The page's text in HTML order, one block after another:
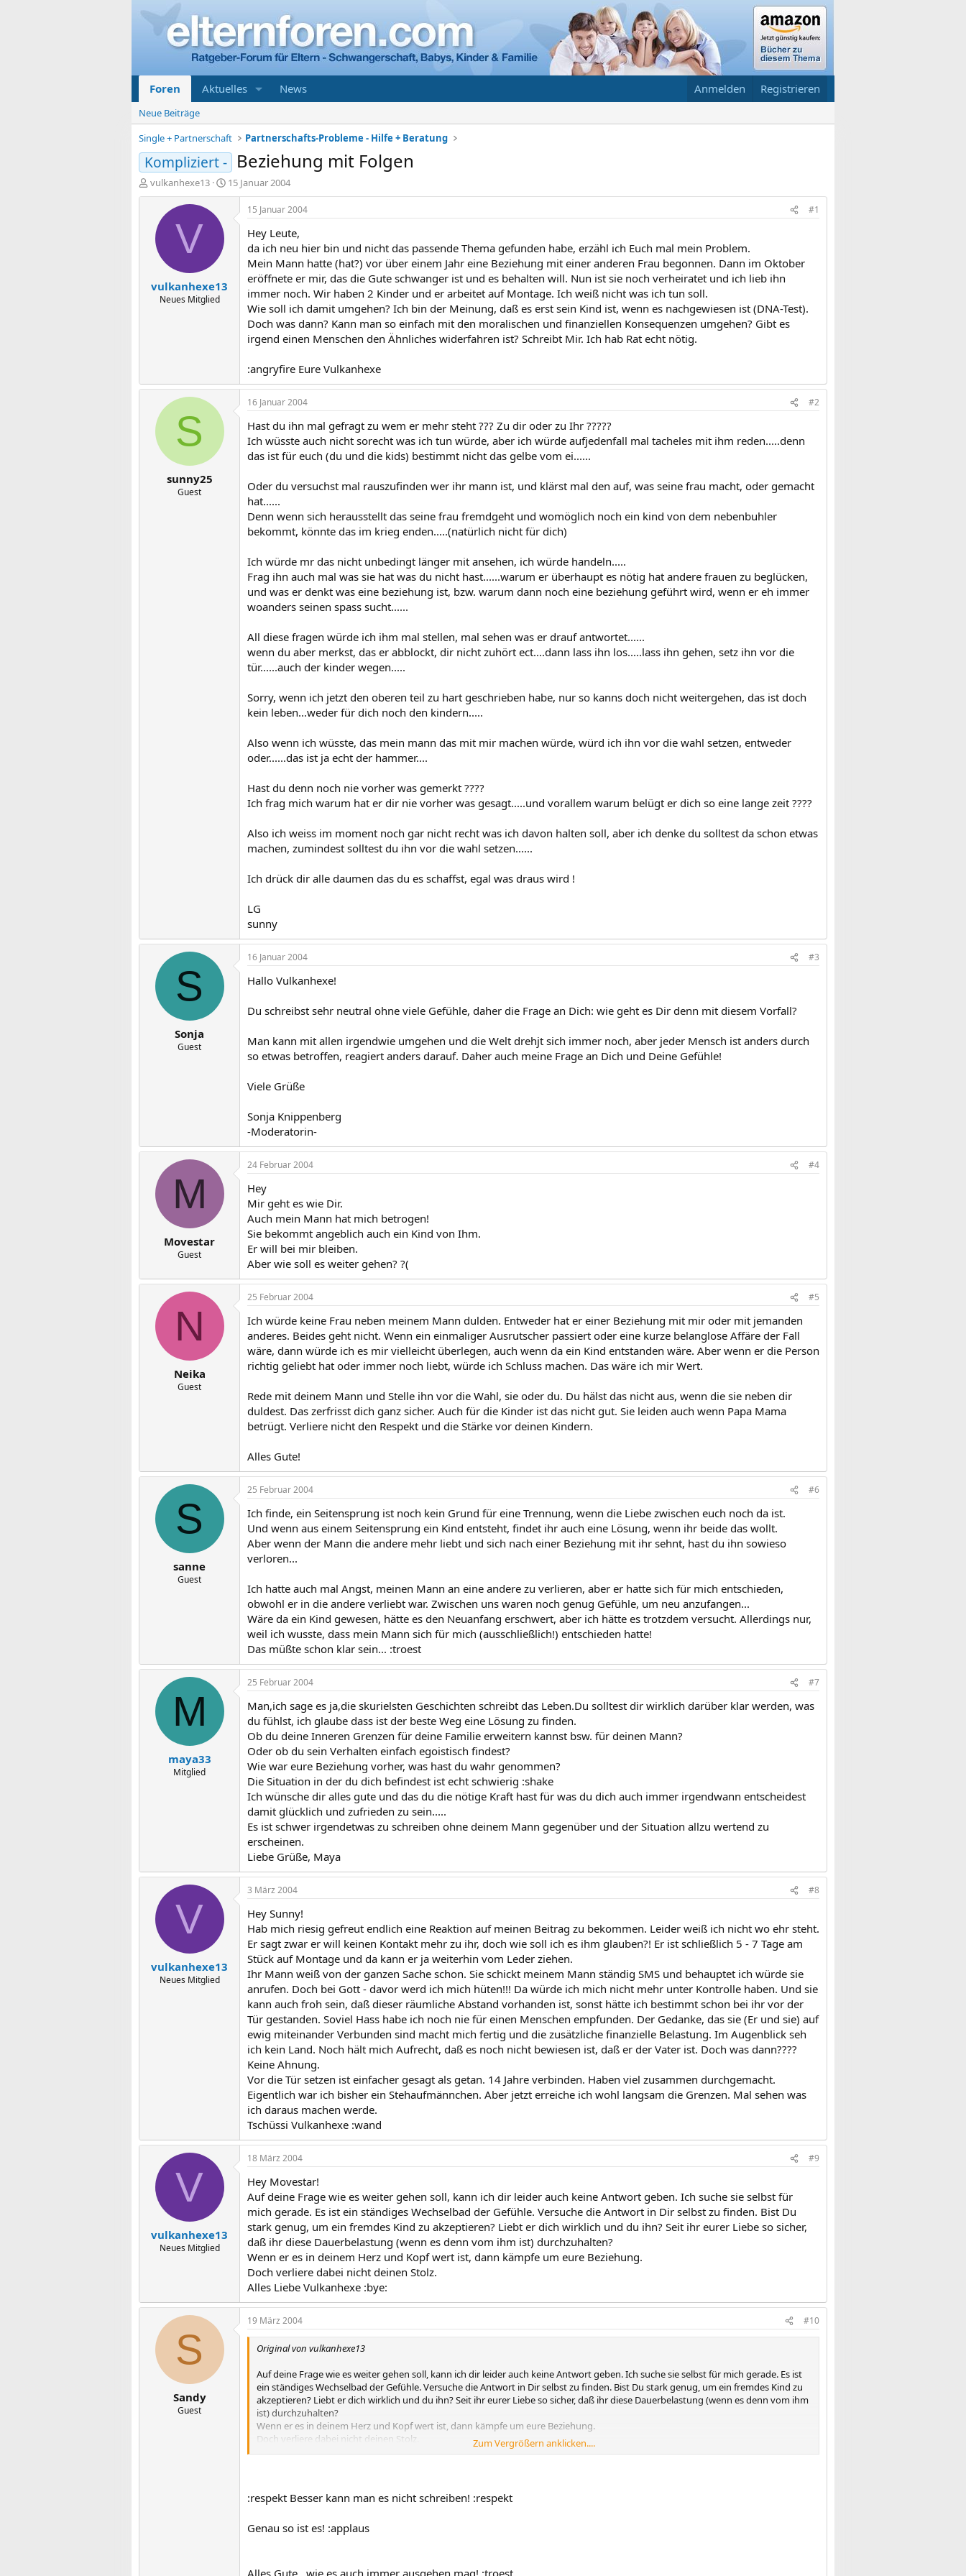
Foren Aktuelles News Anmelden Registrieren
Neue Beiträge
Single + Partnerschaft
Partnerschafts-Probleme - Hilfe + Beratung
Kompliziert - Beziehung mit Folgen
E
r
r
vulkanhexe13
E
r
15 Januar 2004
V
vulkanhexe13
Neues Mitglied
15 Januar 2004 #1
Hey Leute,
da ich neu hier bin und nicht das passende Thema gefunden habe, erzähl ich Euch mal mein Problem.
Mein Mann hatte (hat?) vor über einem Jahr eine Beziehung mit einer anderen Frau begonnen. Dann im Oktober
eröffnete er mir, das die Gute schwanger ist und es behalten will. Nun ist sie noch verheiratet und ich lieb ihn
immer noch. Wir haben 2 Kinder und er arbeitet auf Montage. Ich weiß nicht was ich tun soll.
Wie soll ich damit umgehen? Ich bin der Meinung, daß es erst sein Kind ist, wenn es nachgewiesen ist (DNA-Test).
Doch was dann? Kann man so einfach mit den moralischen und finanziellen Konsequenzen umgehen? Gibt es
irgend einen Menschen den Ähnliches widerfahren ist? Schreibt Mir. Ich hab Rat echt nötig.
:angryfire Eure Vulkanhexe
S
sunny25
Guest
16 Januar 2004 #2
Hast du ihn mal gefragt zu wem er mehr steht ??? Zu dir oder zu Ihr ?????
Ich wüsste auch nicht sorecht was ich tun würde, aber ich würde aufjedenfall mal tacheles mit ihm reden.....denn
das ist für euch (du und die kids) bestimmt nicht das gelbe vom ei......
Oder du versuchst mal rauszufinden wer ihr mann ist, und klärst mal den auf, was seine frau macht, oder gemacht
hat......
Denn wenn sich herausstellt das seine frau fremdgeht und womöglich noch ein kind von dem nebenbuhler
bekommt, könnte das im krieg enden.....(natürlich nicht für dich)
Ich würde mr das nicht unbedingt länger mit ansehen, ich würde handeln.....
Frag ihn auch mal was sie hat was du nicht hast......warum er überhaupt es nötig hat andere frauen zu beglücken,
und was er denkt was eine beziehung ist, bzw. warum dann noch eine beziehung geführt wird, wenn er eh immer
woanders seinen spass sucht......
All diese fragen würde ich ihm mal stellen, mal sehen was er drauf antwortet......
wenn du aber merkst, das er abblockt, dir nicht zuhört ect....dann lass ihn los.....lass ihn gehen, setz ihn vor die
tür......auch der kinder wegen.....
Sorry, wenn ich jetzt den oberen teil zu hart geschrieben habe, nur so kanns doch nicht weitergehen, das ist doch
kein leben...weder für dich noch den kindern.....
Also wenn ich wüsste, das mein mann das mit mir machen würde, würd ich ihn vor die wahl setzen, entweder
oder......das ist ja echt der hammer....
Hast du denn noch nie vorher was gemerkt ????
Ich frag mich warum hat er dir nie vorher was gesagt.....und vorallem warum belügt er dich so eine lange zeit ????
Also ich weiss im moment noch gar nicht recht was ich davon halten soll, aber ich denke du solltest da schon etwas
machen, zumindest solltest du ihn vor die wahl setzen......
Ich drück dir alle daumen das du es schaffst, egal was draus wird !
LG
sunny
S
Sonja
Guest
16 Januar 2004 #3
Hallo Vulkanhexe!
Du schreibst sehr neutral ohne viele Gefühle, daher die Frage an Dich: wie geht es Dir denn mit diesem Vorfall?
Man kann mit allen irgendwie umgehen und die Welt drehjt sich immer noch, aber jeder Mensch ist anders durch
so etwas betroffen, reagiert anders darauf. Daher auch meine Frage an Dich und Deine Gefühle!
Viele Grüße
Sonja Knippenberg
-Moderatorin-
M
Movestar
Guest
24 Februar 2004 #4
Hey
Mir geht es wie Dir.
Auch mein Mann hat mich betrogen!
Sie bekommt angeblich auch ein Kind von Ihm.
Er will bei mir bleiben.
Aber wie soll es weiter gehen? ?(
N
Neika
Guest
25 Februar 2004 #5
Ich würde keine Frau neben meinem Mann dulden. Entweder hat er einer Beziehung mit mir oder mit jemanden
anderes. Beides geht nicht. Wenn ein einmaliger Ausrutscher passiert oder eine kurze belanglose Affäre der Fall
wäre, dann würde ich es mir vielleicht überlegen, auch wenn da ein Kind entstanden wäre. Aber wenn er die Person
richtig geliebt hat oder immer noch liebt, würde ich Schluss machen. Das wäre ich mir Wert.
Rede mit deinem Mann und Stelle ihn vor die Wahl, sie oder du. Du hälst das nicht aus, wenn die sie neben dir
duldest. Das zerfrisst dich ganz sicher. Auch für die Kinder ist das nicht gut. Sie leiden auch wenn Papa Mama
betrügt. Verliere nicht den Respekt und die Stärke vor deinen Kindern.
Alles Gute!
S
sanne
Guest
25 Februar 2004 #6
Ich finde, ein Seitensprung ist noch kein Grund für eine Trennung, wenn die Liebe zwischen euch noch da ist.
Und wenn aus einem Seitensprung ein Kind entsteht, findet ihr auch eine Lösung, wenn ihr beide das wollt.
Aber wenn der Mann die andere mehr liebt und sich nach einer Beziehung mit ihr sehnt, hast du ihn sowieso
verloren...
Ich hatte auch mal Angst, meinen Mann an eine andere zu verlieren, aber er hatte sich für mich entschieden,
obwohl er in die andere verliebt war. Zwischen uns waren noch genug Gefühle, um neu anzufangen...
Wäre da ein Kind gewesen, hätte es den Neuanfang erschwert, aber ich hätte es trotzdem versucht. Allerdings nur,
weil ich wusste, dass mein Mann sich für mich (ausschließlich!) entschieden hatte!
Das müßte schon klar sein... :troest
M
maya33
Mitglied
25 Februar 2004 #7
Man,ich sage es ja,die skurielsten Geschichten schreibt das Leben.Du solltest dir wirklich darüber klar werden, was
du fühlst, ich glaube dass ist der beste Weg eine Lösung zu finden.
Ob du deine Inneren Grenzen für deine Familie erweitern kannst bsw. für deinen Mann?
Oder ob du sein Verhalten einfach egoistisch findest?
Wie war eure Beziehung vorher, was hast du wahr genommen?
Die Situation in der du dich befindest ist echt schwierig :shake
Ich wünsche dir alles gute und das du die nötige Kraft hast für was du dich auch immer irgendwann entscheidest
damit glücklich und zufrieden zu sein.....
Es ist schwer irgendetwas zu schreiben ohne deinem Mann gegenüber und der Situation allzu wertend zu
erscheinen.
Liebe Grüße, Maya
V
vulkanhexe13
Neues Mitglied
3 März 2004 #8
Hey Sunny!
Hab mich riesig gefreut endlich eine Reaktion auf meinen Beitrag zu bekommen. Leider weiß ich nicht wo ehr steht.
Er sagt zwar er will keinen Kontakt mehr zu ihr, doch wie soll ich es ihm glauben?! Er ist schließlich 5 - 7 Tage am
Stück auf Montage und da kann er ja weiterhin vom Leder ziehen.
Ihr Mann weiß von der ganzen Sache schon. Sie schickt meinem Mann ständig SMS und behauptet ich würde sie
anrufen. Doch bei Gott - davor werd ich mich hüten!!! Da würde ich mich nicht mehr unter Kontrolle haben. Und sie
kann auch froh sein, daß dieser räumliche Abstand vorhanden ist, sonst hätte ich bestimmt schon bei ihr vor der
Tür gestanden. Soviel Hass habe ich noch nie für einen Menschen empfunden. Der Gedanke, das sie (Er und sie) auf
ewig miteinander Verbunden sind macht mich fertig und die zusätzliche finanzielle Belastung. Im Augenblick seh
ich kein Land. Noch hält mich Aufrecht, daß es noch nicht bewiesen ist, daß er der Vater ist. Doch was dann????
Keine Ahnung.
Vor die Tür setzen ist einfacher gesagt als getan. 14 Jahre verbinden. Haben viel zusammen durchgemacht.
Eigentlich war ich bisher ein Stehaufmännchen. Aber jetzt erreiche ich wohl langsam die Grenzen. Mal sehen was
ich daraus machen werde.
Tschüssi Vulkanhexe :wand
V
vulkanhexe13
Neues Mitglied
18 März 2004 #9
Hey Movestar!
Auf deine Frage wie es weiter gehen soll, kann ich dir leider auch keine Antwort geben. Ich suche sie selbst für
mich gerade. Es ist ein ständiges Wechselbad der Gefühle. Versuche die Antwort in Dir selbst zu finden. Bist Du
stark genug, um ein fremdes Kind zu akzeptieren? Liebt er dich wirklich und du ihn? Seit ihr eurer Liebe so sicher,
daß ihr diese Dauerbelastung (wenn es denn vom ihm ist) durchzuhalten?
Wenn er es in deinem Herz und Kopf wert ist, dann kämpfe um eure Beziehung.
Doch verliere dabei nicht deinen Stolz.
Alles Liebe Vulkanhexe :bye:
S
Sandy
Guest
19 März 2004 #10
Original von vulkanhexe13
Auf deine Frage wie es weiter gehen soll, kann ich dir leider auch keine Antwort geben. Ich suche sie selbst für mich gerade. Es ist
ein ständiges Wechselbad der Gefühle. Versuche die Antwort in Dir selbst zu finden. Bist Du stark genug, um ein fremdes Kind zu
akzeptieren? Liebt er dich wirklich und du ihn? Seit ihr eurer Liebe so sicher, daß ihr diese Dauerbelastung (wenn es denn vom ihm
ist) durchzuhalten?
Wenn er es in deinem Herz und Kopf wert ist, dann kämpfe um eure Beziehung.
Doch verliere dabei nicht deinen Stolz.
Alles Liebe Vulkanhexe :bye:
Zum Vergrößern anklicken....
:respekt Besser kann man es nicht schreiben! :respekt
Genau so ist es! :applaus
Alles Gute...wie es auch immer ausgehen mag! :troest